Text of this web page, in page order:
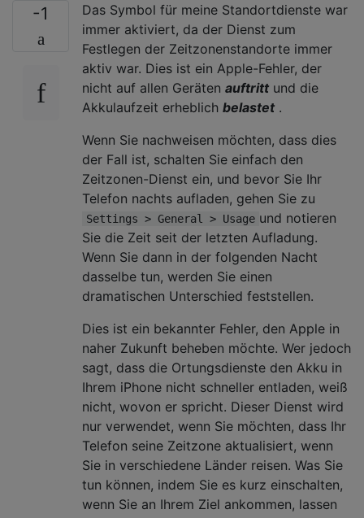
-1
Das Symbol für meine Standortdienste war
immer aktiviert, da der Dienst zum
Festlegen der Zeitzonenstandorte immer
aktiv war. Dies ist ein Apple-Fehler, der
nicht auf allen Geräten auftritt und die
Akkulaufzeit erheblich belastet .
Wenn Sie nachweisen möchten, dass dies
der Fall ist, schalten Sie einfach den
Zeitzonen-Dienst ein, und bevor Sie Ihr
Telefon nachts aufladen, gehen Sie zu
Settings > General > Usage und notieren
Sie die Zeit seit der letzten Aufladung.
Wenn Sie dann in der folgenden Nacht
dasselbe tun, werden Sie einen
dramatischen Unterschied feststellen.
Dies ist ein bekannter Fehler, den Apple in
naher Zukunft beheben möchte. Wer jedoch
sagt, dass die Ortungsdienste den Akku in
Ihrem iPhone nicht schneller entladen, weiß
nicht, wovon er spricht. Dieser Dienst wird
nur verwendet, wenn Sie möchten, dass Ihr
Telefon seine Zeitzone aktualisiert, wenn
Sie in verschiedene Länder reisen. Was Sie
tun können, indem Sie es kurz einschalten,
wenn Sie an Ihrem Ziel ankommen, lassen